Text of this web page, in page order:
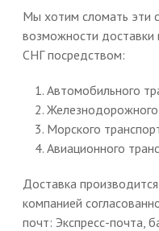
Мы хотим сломать эти
возможности
СНГ посредством:
Автомобильного
Железнодорожного
Морского
Авиационного
Доставка
компанией
почт: Экспресс-почта,